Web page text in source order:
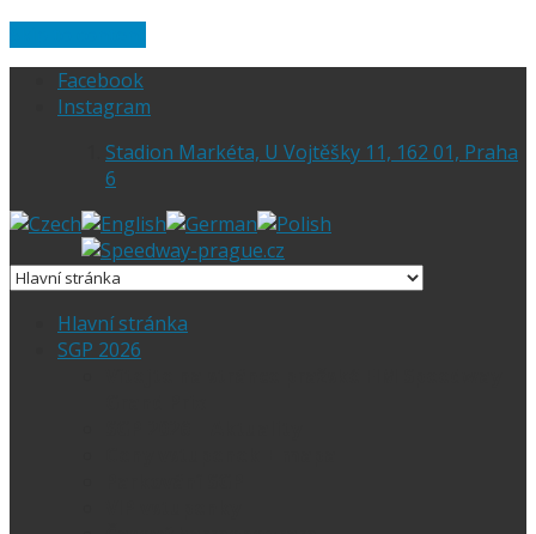
Facebook
Instagram
Stadion Markéta, U Vojtěšky 11, 162 01, Praha
6
Hlavní stránka
SGP 2026